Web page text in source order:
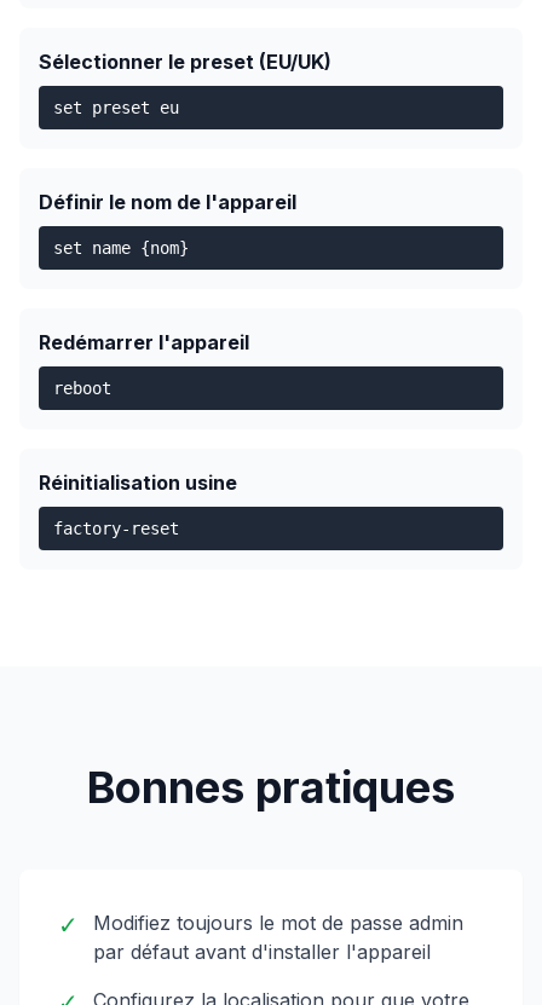
Sélectionner le preset (EU/UK)
set preset eu
Définir le nom de l'appareil
set name {nom}
Redémarrer l'appareil
reboot
Réinitialisation usine
factory-reset
Bonnes pratiques
✓
Modifiez toujours le mot de passe admin
par défaut avant d'installer l'appareil
Configurez la localisation pour que votre